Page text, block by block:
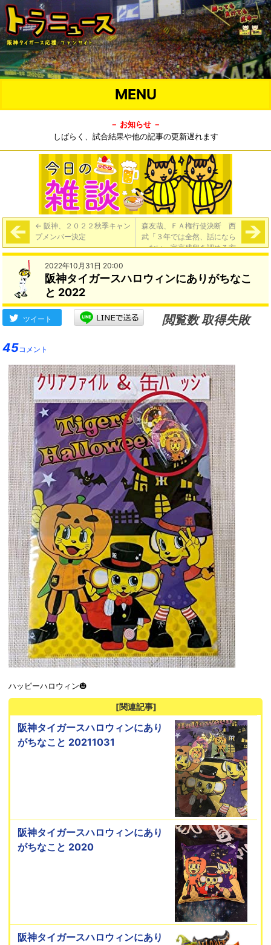
MENU
－ お知らせ －
しばらく、試合結果や他の記事の更新遅れます
← 阪神、２０２２秋季キャン
プメンバー決定
森友哉、ＦＡ権行使決断 西
武「３年では全然、話になら
ない」宣言残留を認める方
針 オリックス４年契約１６
ー、巨人も争奪参戦か→
2022年10月31日 20:00
阪神タイガースハロウィンにありがちなこ
と 2022
ツイート
閲覧数 取得失敗
45コメント
ハッピーハロウィン🎃
[関連記事]
阪神タイガースハロウィンにあり
がちなこと 20211031
阪神タイガースハロウィンにあり
がちなこと 2020
阪神タイガースハロウィンにあり